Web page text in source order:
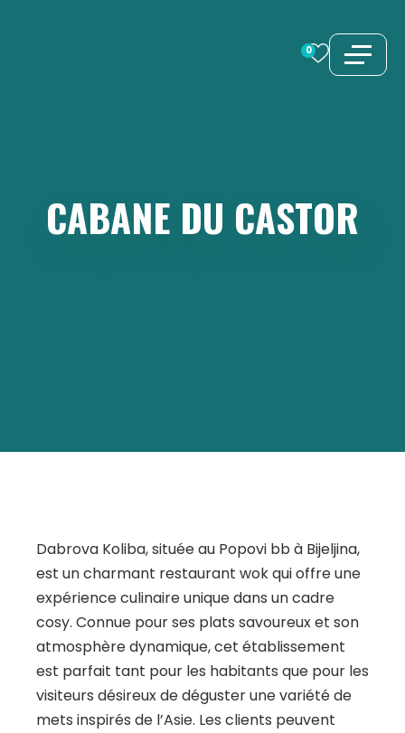
0
CABANE DU CASTOR
Dabrova Koliba, située au Popovi bb à Bijeljina,
est un charmant restaurant wok qui offre une
expérience culinaire unique dans un cadre
cosy. Connue pour ses plats savoureux et son
atmosphère dynamique, cet établissement
est parfait tant pour les habitants que pour les
visiteurs désireux de déguster une variété de
mets inspirés de l’Asie. Les clients peuvent